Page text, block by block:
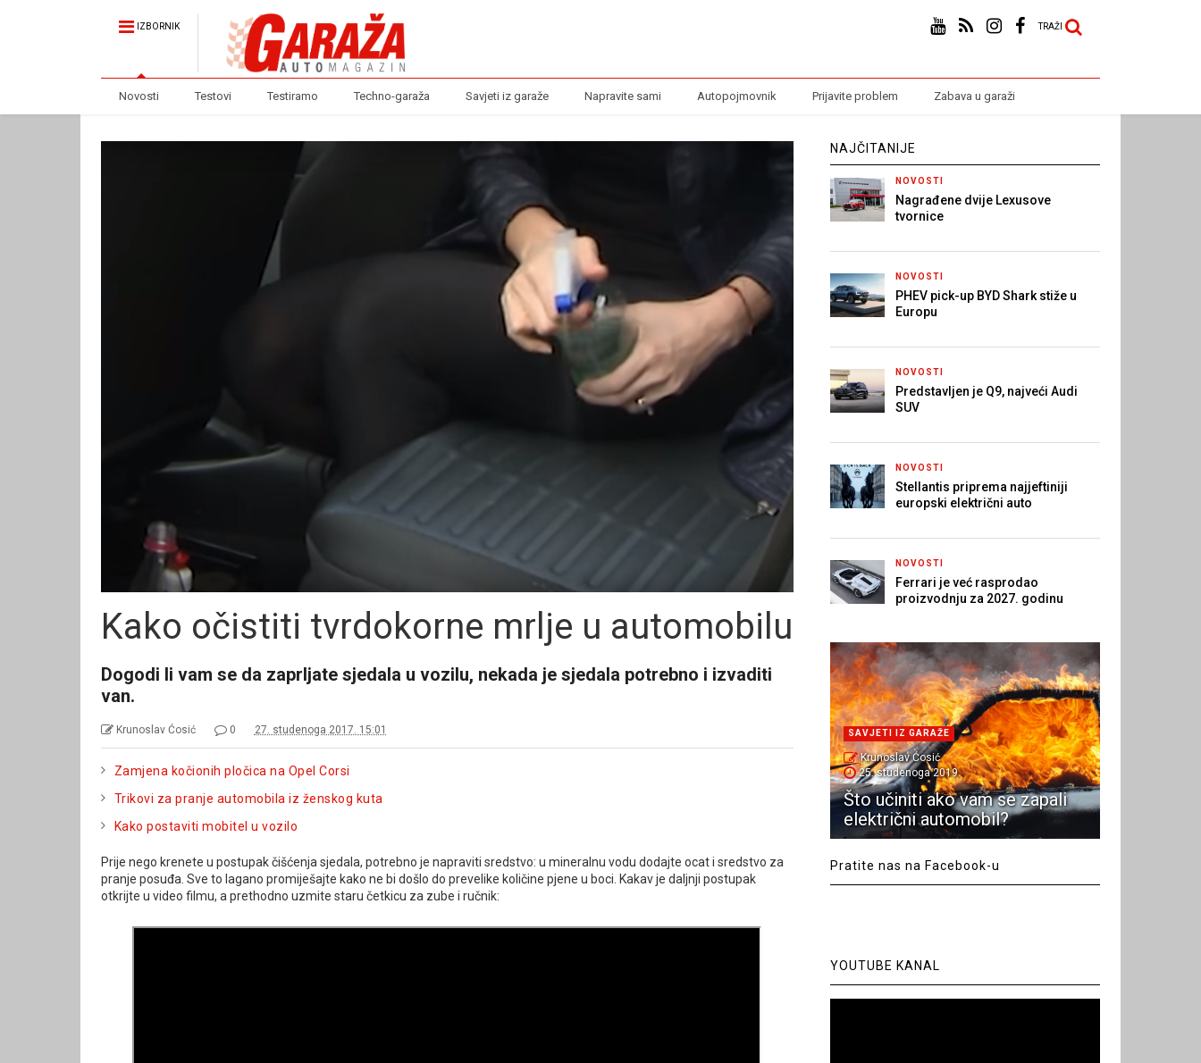
IZBORNIK TRAŽI
Novosti Testovi Testiramo Techno-garaža Savjeti iz garaže Napravite sami Autopojmovnik Prijavite problem Zabava u garaži
Kako očistiti tvrdokorne mrlje u automobilu
Dogodi li vam se da zaprljate sjedala u vozilu, nekada je sjedala potrebno i izvaditi
van.
Krunoslav Ćosić 0 27. studenoga 2017. 15:01
Zamjena kočionih pločica na Opel Corsi
Trikovi za pranje automobila iz ženskog kuta
Kako postaviti mobitel u vozilo
Prije nego krenete u postupak čišćenja sjedala, potrebno je napraviti sredstvo: u mineralnu vodu dodajte ocat i sredstvo za
pranje posuđa. Sve to lagano promiješajte kako ne bi došlo do prevelike količine pjene u boci. Kakav je daljnji postupak
otkrijte u video filmu, a prethodno uzmite staru četkicu za zube i ručnik:
NAJČITANIJE
NOVOSTI
Nagrađene dvije Lexusove
tvornice
NOVOSTI
PHEV pick-up BYD Shark stiže u
Europu
NOVOSTI
Predstavljen je Q9, najveći Audi
SUV
NOVOSTI
Stellantis priprema najjeftiniji
europski električni auto
NOVOSTI
Ferrari je već rasprodao
proizvodnju za 2027. godinu
SAVJETI IZ GARAŽE
Krunoslav Ćosić
25. studenoga 2019.
Što učiniti ako vam se zapali
električni automobil?
Pratite nas na Facebook-u
YOUTUBE KANAL